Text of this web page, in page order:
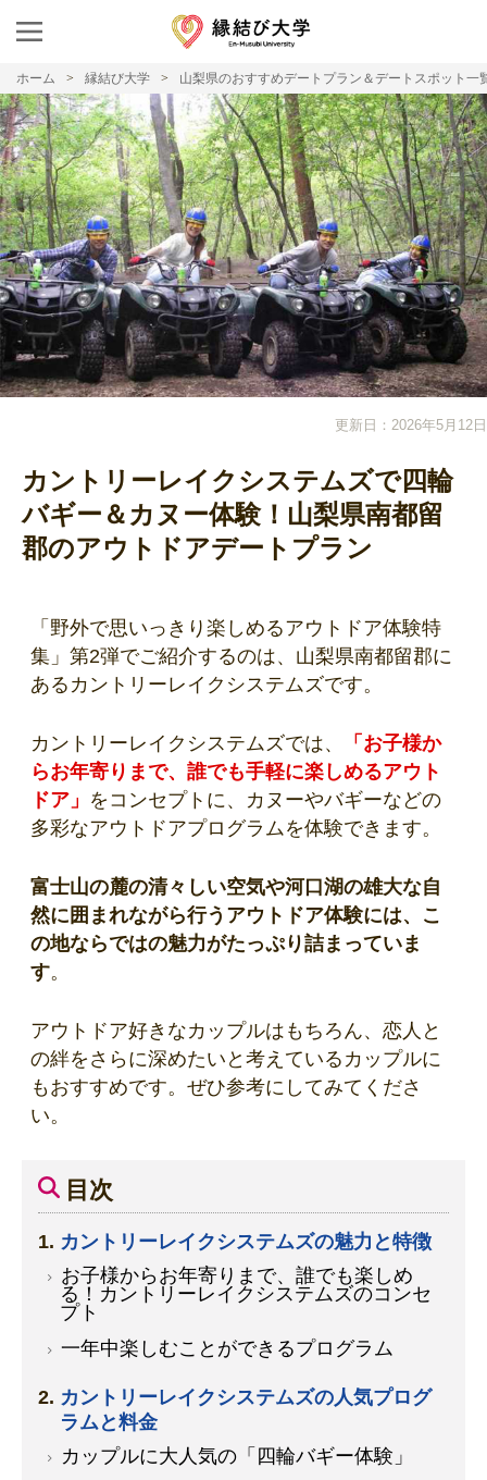
ホーム 縁結び大学 山梨県のおすすめデートプラン＆デートスポット一
更新日：2026年5月12日
カントリーレイクシステムズで四輪
バギー＆カヌー体験！山梨県南都留
郡のアウトドアデートプラン
「 野外で思いっきり楽しめるアウトドア体験特
集 」第2弾でご紹介するのは、山梨県南都留郡に
あるカントリーレイクシステムズです。
カントリーレイクシステムズでは、
「お子様か
らお年寄りまで、誰でも手軽に楽しめるアウト
ドア」 をコンセプトに、カヌーやバギーなどの
多彩なアウトドアプログラムを体験できます。
富士山の麓の清々しい空気や河口湖の雄大な自
然に囲まれながら行うアウトドア体験には、こ
の地ならではの魅力がたっぷり詰まっていま
す。
アウトドア好きなカップルはもちろん、恋人と
の絆をさらに深めたいと考えているカップルに
もおすすめです。ぜひ参考にしてみてくださ
い。
目次
カントリーレイクシステムズの魅力と特徴
お子様からお年寄りまで、誰でも楽しめ
る！カントリーレイクシステムズのコンセ
プト
一年中楽しむことができるプログラム
カントリーレイクシステムズの人気プログ
ラムと料金
カップルに大人気の「四輪バギー体験」